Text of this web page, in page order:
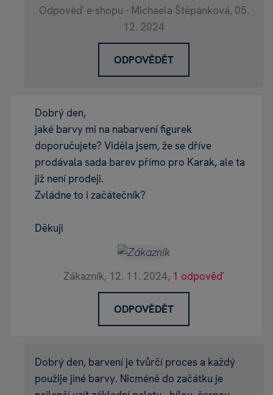
Odpověď e-shopu - Michaela Štěpánková, 05.
12. 2024
ODPOVĚDĚT
Dobrý den,
jaké barvy mi na nabarvení figurek
doporučujete? Viděla jsem, že se dříve
prodávala sada barev přímo pro Karak, ale ta
již není prodeji.
Zvládne to i začátečník?
Děkuji
Zákazník, 12. 11. 2024, 1 odpověď
ODPOVĚDĚT
Dobrý den, barvení je tvůrčí proces a každý
použije jiné barvy. Nicméně do začátku je